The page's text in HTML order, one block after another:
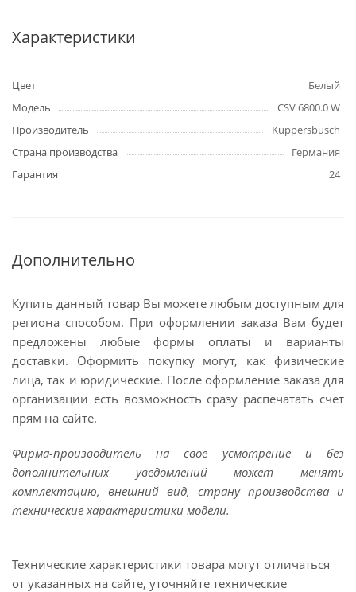
Характеристики
Цвет
Белый
Модель
CSV 6800.0 W
Производитель
Kuppersbusch
Страна производства
Германия
Гарантия
24
Дополнительно
Купить данный товар Вы можете любым доступным для
региона способом. При оформлении заказа Вам будет
предложены любые формы оплаты и варианты
доставки. Оформить покупку могут, как физические
лица, так и юридические. После оформление заказа для
организации есть возможность сразу распечатать счет
прям на сайте.
Фирма-производитель на свое усмотрение и без
дополнительных уведомлений может менять
комплектацию, внешний вид, страну производства и
технические характеристики модели.
Технические характеристики товара могут отличаться
от указанных на сайте, уточняйте технические